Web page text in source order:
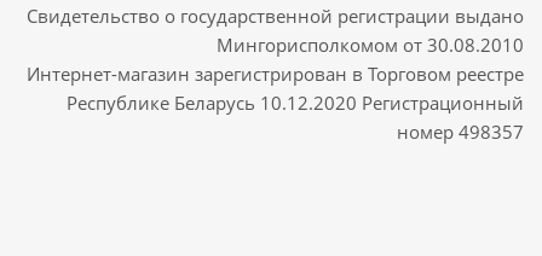
Свидетельство о государственной регистрации выдано
Мингорисполкомом от 30.08.2010
Интернет-магазин зарегистрирован в Торговом реестре
Республике Беларусь 10.12.2020 Регистрационный
номер 498357